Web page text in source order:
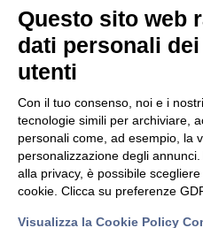
Phone:0554289294 E-
Questo sito web
dati personali
utenti
Con il tuo consenso, noi e i
tecnologie simili per archiviare,
personali come, ad esempio, la
personalizzazione degli
alla privacy, è possibile
cookie. Clicca su preferenze
Visualizza la Cookie Policy